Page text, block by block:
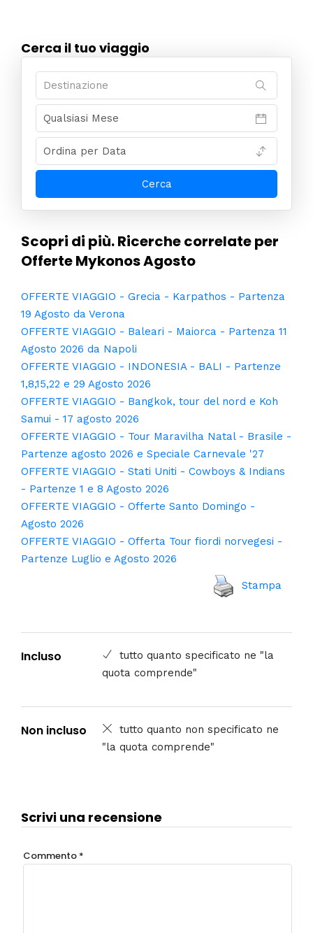
Cerca il tuo viaggio
Scopri di più. Ricerche correlate per
Offerte Mykonos Agosto
OFFERTE VIAGGIO - Grecia - Karpathos - Partenza
19 Agosto da Verona
OFFERTE VIAGGIO - Baleari - Maiorca - Partenza 11
Agosto 2026 da Napoli
OFFERTE VIAGGIO - INDONESIA - BALI - Partenze
1,8,15,22 e 29 Agosto 2026
OFFERTE VIAGGIO - Bangkok, tour del nord e Koh
Samui - 17 agosto 2026
OFFERTE VIAGGIO - Tour Maravilha Natal - Brasile -
Partenze agosto 2026 e Speciale Carnevale '27
OFFERTE VIAGGIO - Stati Uniti - Cowboys & Indians
- Partenze 1 e 8 Agosto 2026
OFFERTE VIAGGIO - Offerte Santo Domingo -
Agosto 2026
OFFERTE VIAGGIO - Offerta Tour fiordi norvegesi -
Partenze Luglio e Agosto 2026
Stampa
Incluso
tutto quanto specificato ne "la
quota comprende"
Non incluso
tutto quanto non specificato ne
"la quota comprende"
Scrivi una recensione
Commento *